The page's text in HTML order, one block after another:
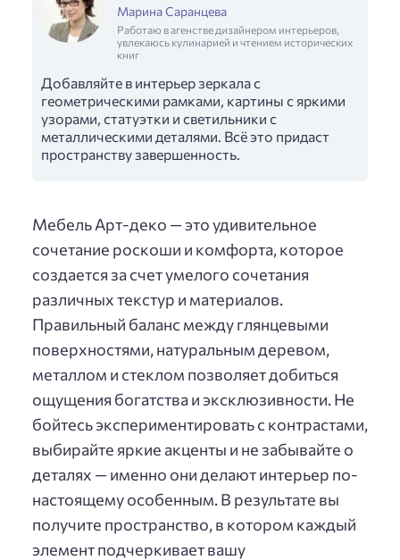
Марина Саранцева
Работаю в агенстве дизайнером интерьеров,
увлекаюсь кулинарией и чтением исторических
книг
Добавляйте в интерьер зеркала с
геометрическими рамками, картины с яркими
узорами, статуэтки и светильники с
металлическими деталями. Всё это придаст
пространству завершенность.
Мебель Арт-деко — это удивительное
сочетание роскоши и комфорта, которое
создается за счет умелого сочетания
различных текстур и материалов.
Правильный баланс между глянцевыми
поверхностями, натуральным деревом,
металлом и стеклом позволяет добиться
ощущения богатства и эксклюзивности. Не
бойтесь экспериментировать с контрастами,
выбирайте яркие акценты и не забывайте о
деталях — именно они делают интерьер по-
настоящему особенным. В результате вы
получите пространство, в котором каждый
элемент подчеркивает вашу